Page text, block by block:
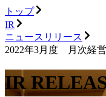
トップ
IR
ニュースリリース
2022年3月度 月次経
IR